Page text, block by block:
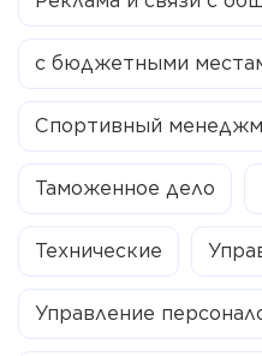
с бюджетными
Спортивный
Таможенное дело
Технические
Управление